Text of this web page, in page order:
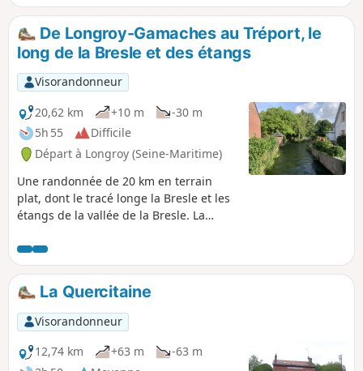
De Longroy-Gamaches au Tréport, le
long de la Bresle et des étangs
Visorandonneur
20,62 km
+10 m
-30 m
5h 55
Difficile
Départ à Longroy (Seine-Maritime)
Une randonnée de 20 km en terrain
plat, dont le tracé longe la Bresle et les
étangs de la vallée de la Bresle. La
le début de la randonnée n'est pas
balisé, elle emprunte par la suite le
Chemin entre Verre et Mer, une voie
bitumée fréquentée aussi bien par les
piétons que par les vélos et qui est bien
fléchée. Lors de cette randonnée, vous
traverserez de jolis bourgs sillonnés de
La Quercitaine
Visorandonneur
12,74 km
+63 m
-63 m